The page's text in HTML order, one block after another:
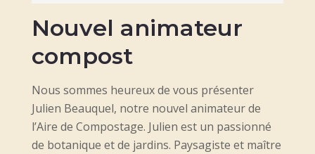
O
S
E
O
N
Nouvel animateur
compost
Nous sommes heureux de vous présenter
Julien Beauquel, notre nouvel animateur de
l’Aire de Compostage. Julien est un passionné
de botanique et de jardins. Paysagiste et maître